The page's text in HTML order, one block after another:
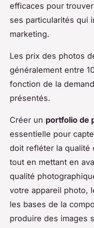
efficaces pour
ses particularités qui
marketing.
Les prix des photos
généralement entre
fonction de la
présentés.
Créer un portfolio de
essentielle pour
doit refléter la qualité
tout en mettant en
qualité
votre appareil photo,
les bases de la
produire des images